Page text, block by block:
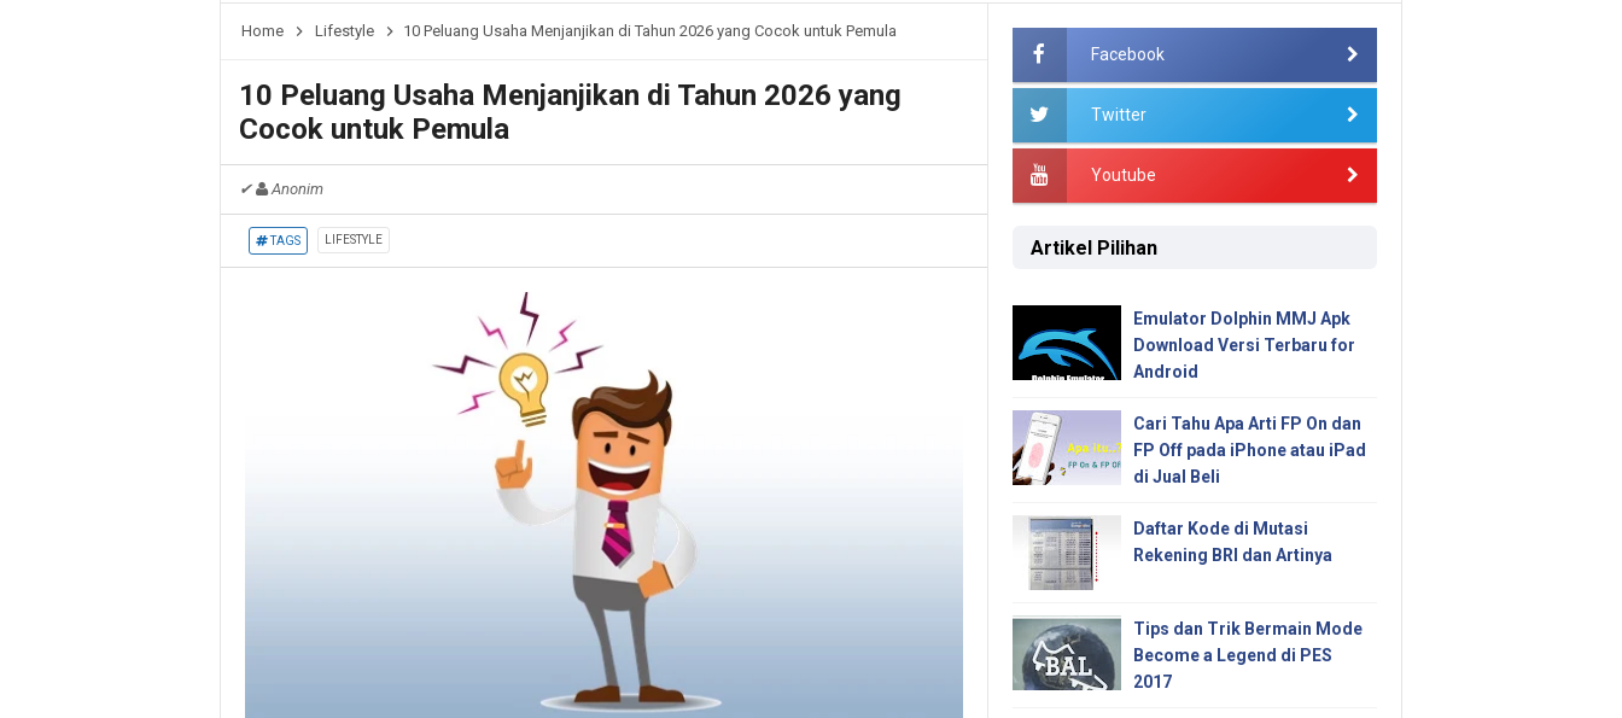
Home Lifestyle 10 Peluang Usaha Menjanjikan di Tahun 2026 yang Cocok untuk Pemula
10 Peluang Usaha Menjanjikan di Tahun 2026 yang
Cocok untuk Pemula
✔ Anonim
TAGS LIFESTYLE
Facebook
Twitter
Youtube
Artikel Pilihan
Emulator Dolphin MMJ Apk
Download Versi Terbaru for
Android
Cari Tahu Apa Arti FP On dan
FP Off pada iPhone atau iPad
di Jual Beli
Daftar Kode di Mutasi
Rekening BRI dan Artinya
Tips dan Trik Bermain Mode
Become a Legend di PES
2017